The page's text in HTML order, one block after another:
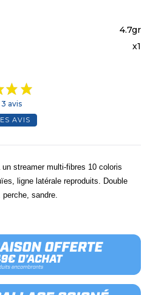
4.7gr
x1
avis
AVIS
streamer multi-fibres 10 coloris
ligne latérale reproduits. Double
sandre.